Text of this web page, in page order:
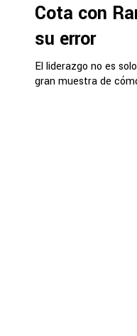
Cota con
su error
El liderazgo no es
gran muestra de